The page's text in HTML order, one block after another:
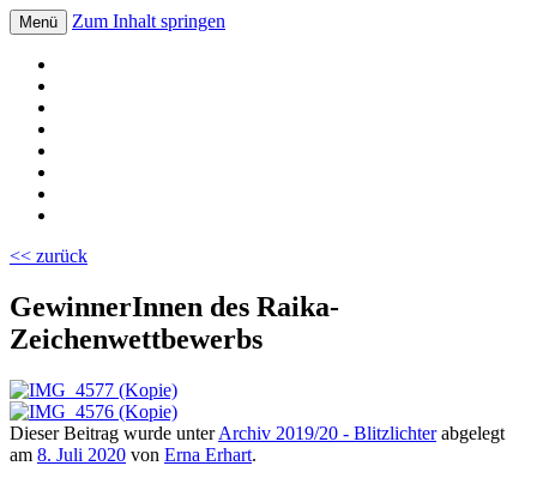
Volksschule Bad Blumau
Menü Zum Inhalt springen
<< zurück
GewinnerInnen des Raika-
Zeichenwettbewerbs
Dieser Beitrag wurde unterArchiv 2019/20 - Blitzlichterabgelegt
am 8. Juli 2020 von Erna Erhart.